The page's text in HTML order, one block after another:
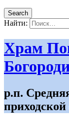
Search
Найти:
Храм
р.п.
приходской